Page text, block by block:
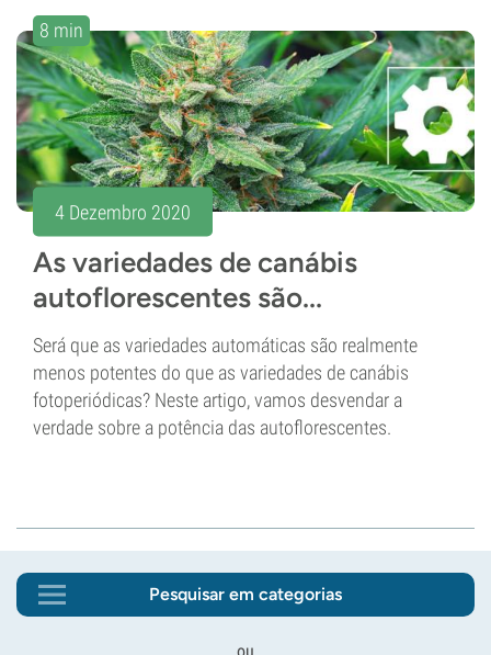
8 min
4 Dezembro 2020
As variedades de canábis
autoflorescentes são...
Será que as variedades automáticas são realmente
menos potentes do que as variedades de canábis
fotoperiódicas? Neste artigo, vamos desvendar a
verdade sobre a potência das autoflorescentes.
Pesquisar em categorias